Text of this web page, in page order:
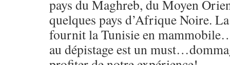
pays du Maghreb, du Moyen
quelques pays d’Afrique Noire.
fournit la Tunisie en
au dépistage est un